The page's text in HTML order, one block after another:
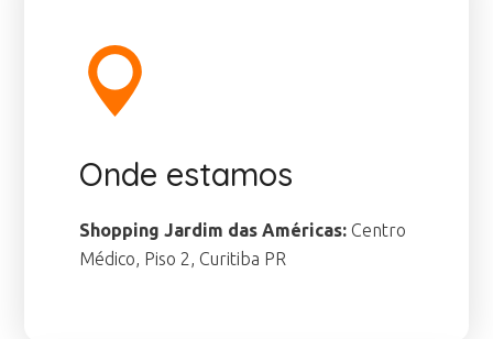
Onde estamos
Shopping Jardim das Américas: Centro
Médico, Piso 2, Curitiba PR